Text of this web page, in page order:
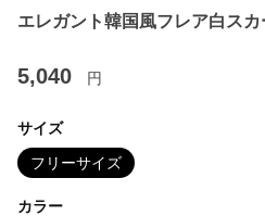
エレガント韓国風フレア白ス
5,040 円
サイズ
フリーサイズ
カラー